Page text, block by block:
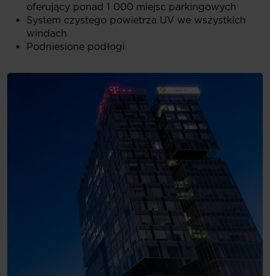
oferujący ponad 1 000 miejsc parkingowych
System czystego powietrza UV we wszystkich
windach
Podniesione podłogi